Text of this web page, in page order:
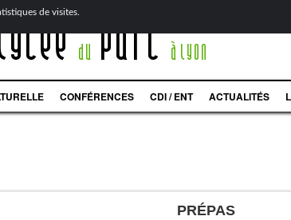
de visites.
duParcà Lyon
CONFÉRENCES CDI / ENT ACTUALITÉS
PRÉPAS